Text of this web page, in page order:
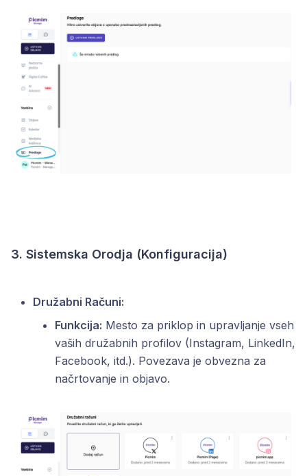
3. Sistemska Orodja (Konfiguracija)
Družabni Računi:
Funkcija: Mesto za priklop in upravljanje vseh
vaših družabnih profilov (Instagram, LinkedIn,
Facebook, itd.). Povezava je obvezna za
načrtovanje in objavo.